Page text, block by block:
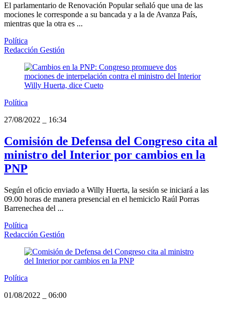
El parlamentario de Renovación Popular señaló que una de las
mociones le corresponde a su bancada y a la de Avanza País,
mientras que la otra es ...
Política
Redacción Gestión
Política
27/08/2022
16:34
Comisión de Defensa del Congreso cita al
ministro del Interior por cambios en la
PNP
Según el oficio enviado a Willy Huerta, la sesión se iniciará a las
09.00 horas de manera presencial en el hemiciclo Raúl Porras
Barrenechea del ...
Política
Redacción Gestión
Política
01/08/2022
06:00